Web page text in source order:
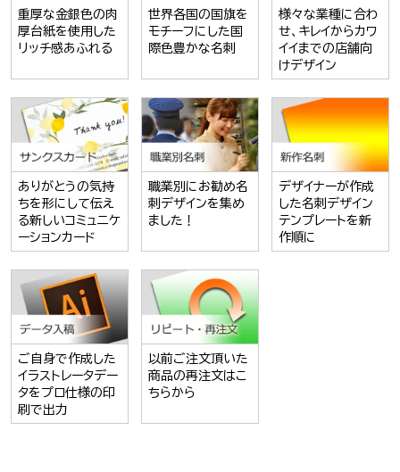
重厚な金銀色の肉
厚台紙を使用した
リッチ感あふれる
世界各国の国旗を
モチーフにした国
際色豊かな名刺
様々な業種に合わ
せ、キレイからカワ
イイまでの店舗向
けデザイン
ありがとうの気持
ちを形にして伝え
る新しいコミュニケ
ーションカード
職業別にお勧め名
刺デザインを集め
ました！
デザイナーが作成
した名刺デザイン
テンプレートを新
作順に
ご自身で作成した
イラストレータデー
タをプロ仕様の印
刷で出力
以前ご注文頂いた
商品の再注文はこ
ちらから